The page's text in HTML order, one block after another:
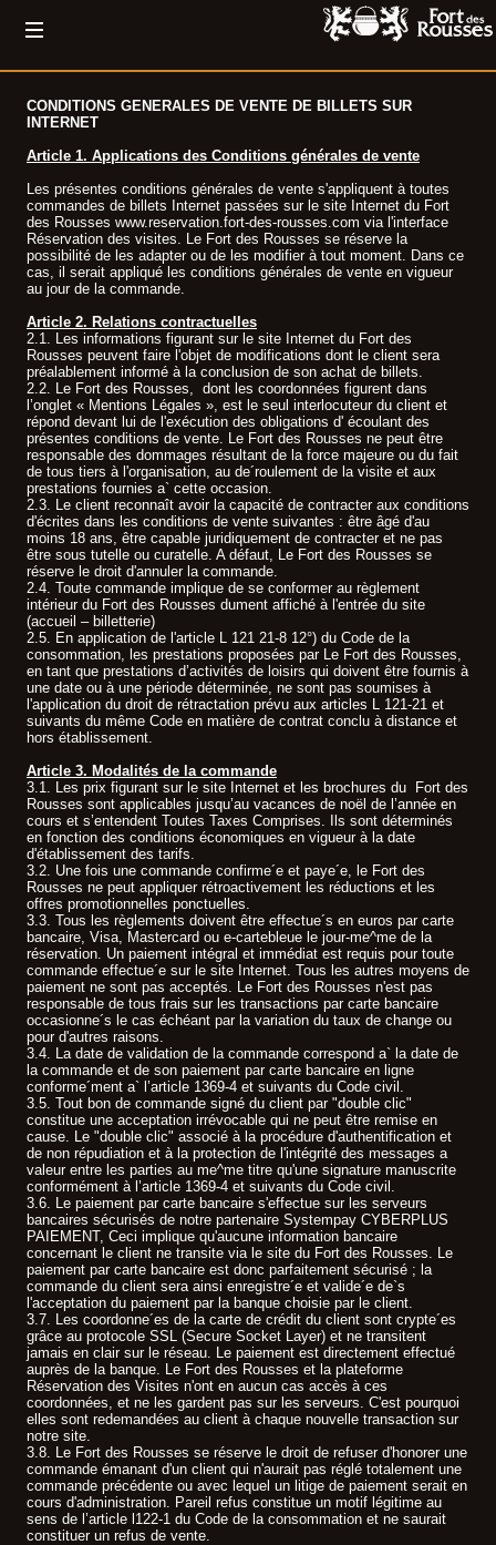
CONDITIONS GENERALES DE VENTE DE BILLETS SUR
INTERNET
Article 1. Applications des Conditions générales de vente
Les présentes conditions générales de vente s'appliquent à toutes
commandes de billets Internet passées sur le site Internet du Fort
des Rousses www.reservation.fort-des-rousses.com via l'interface
Réservation des visites. Le Fort des Rousses se réserve la
possibilité de les adapter ou de les modifier à tout moment. Dans ce
cas, il serait appliqué les conditions générales de vente en vigueur
au jour de la commande.
Article 2. Relations contractuelles
2.1. Les informations figurant sur le site Internet du Fort des
Rousses peuvent faire l'objet de modifications dont le client sera
préalablement informé à la conclusion de son achat de billets.
2.2. Le Fort des Rousses, dont les coordonnées figurent dans
l’onglet « Mentions Légales », est le seul interlocuteur du client et
répond devant lui de l'exécution des obligations d' écoulant des
présentes conditions de vente. Le Fort des Rousses ne peut être
responsable des dommages résultant de la force majeure ou du fait
de tous tiers à l'organisation, au de´roulement de la visite et aux
prestations fournies a` cette occasion.
2.3. Le client reconnaît avoir la capacité de contracter aux conditions
d'écrites dans les conditions de vente suivantes : être âgé d'au
moins 18 ans, être capable juridiquement de contracter et ne pas
être sous tutelle ou curatelle. A défaut, Le Fort des Rousses se
réserve le droit d'annuler la commande.
2.4. Toute commande implique de se conformer au règlement
intérieur du Fort des Rousses dument affiché à l'entrée du site
(accueil – billetterie)
2.5. En application de l'article L 121 21-8 12°) du Code de la
consommation, les prestations proposées par Le Fort des Rousses,
en tant que prestations d’activités de loisirs qui doivent être fournis à
une date ou à une période déterminée, ne sont pas soumises à
l'application du droit de rétractation prévu aux articles L 121-21 et
suivants du même Code en matière de contrat conclu à distance et
hors établissement.
Article 3. Modalités de la commande
3.1. Les prix figurant sur le site Internet et les brochures du Fort des
Rousses sont applicables jusqu’au vacances de noël de l’année en
cours et s’entendent Toutes Taxes Comprises. Ils sont déterminés
en fonction des conditions économiques en vigueur à la date
d'établissement des tarifs.
3.2. Une fois une commande confirme´e et paye´e, le Fort des
Rousses ne peut appliquer rétroactivement les réductions et les
offres promotionnelles ponctuelles.
3.3. Tous les règlements doivent être effectue´s en euros par carte
bancaire, Visa, Mastercard ou e-cartebleue le jour-me^me de la
réservation. Un paiement intégral et immédiat est requis pour toute
commande effectue´e sur le site Internet. Tous les autres moyens de
paiement ne sont pas acceptés. Le Fort des Rousses n'est pas
responsable de tous frais sur les transactions par carte bancaire
occasionne´s le cas échéant par la variation du taux de change ou
pour d'autres raisons.
3.4. La date de validation de la commande correspond a` la date de
la commande et de son paiement par carte bancaire en ligne
conforme´ment a` l’article 1369-4 et suivants du Code civil.
3.5. Tout bon de commande signé du client par "double clic"
constitue une acceptation irrévocable qui ne peut être remise en
cause. Le "double clic" associé à la procédure d'authentification et
de non répudiation et à la protection de l'intégrité des messages a
valeur entre les parties au me^me titre qu'une signature manuscrite
conformément à l’article 1369-4 et suivants du Code civil.
3.6. Le paiement par carte bancaire s'effectue sur les serveurs
bancaires sécurisés de notre partenaire Systempay CYBERPLUS
PAIEMENT, Ceci implique qu'aucune information bancaire
concernant le client ne transite via le site du Fort des Rousses. Le
paiement par carte bancaire est donc parfaitement sécurisé ; la
commande du client sera ainsi enregistre´e et valide´e de`s
l'acceptation du paiement par la banque choisie par le client.
3.7. Les coordonne´es de la carte de crédit du client sont crypte´es
grâce au protocole SSL (Secure Socket Layer) et ne transitent
jamais en clair sur le réseau. Le paiement est directement effectué
auprès de la banque. Le Fort des Rousses et la plateforme
Réservation des Visites n'ont en aucun cas accès à ces
coordonnées, et ne les gardent pas sur les serveurs. C'est pourquoi
elles sont redemandées au client à chaque nouvelle transaction sur
notre site.
3.8. Le Fort des Rousses se réserve le droit de refuser d'honorer une
commande émanant d'un client qui n'aurait pas réglé totalement une
commande précédente ou avec lequel un litige de paiement serait en
cours d'administration. Pareil refus constitue un motif légitime au
sens de l’article l122-1 du Code de la consommation et ne saurait
constituer un refus de vente.